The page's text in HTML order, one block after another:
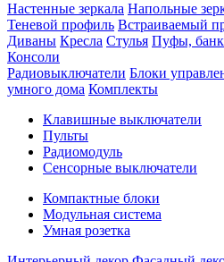
Настенные зеркала Напольные
Теневой профиль Встраиваемый
Диваны Кресла Стулья Пуфы,
Консоли
Радиовыключатели Блоки
умного дома Комплекты
Клавишные выключатели
Пульты
Радиомодуль
Сенсорные выключатели
Компактные блоки
Модульная система
Умная розетка